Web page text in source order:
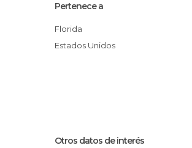
Pertenece a
Florida
Estados Unidos
Otros datos de interés